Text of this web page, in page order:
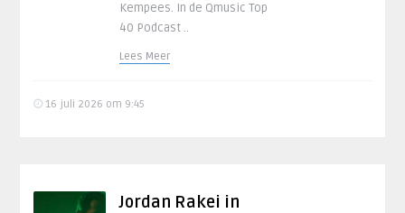
Kempees. In de Qmusic Top
40 Podcast ..
Lees Meer
16 juli 2026 om 9:45
Jordan Rakei in